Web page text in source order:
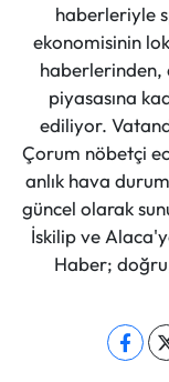
haberleriyle
ekonomisinin
haberlerinden,
piyasasına
ediliyor.
Çorum nöbetçi
anlık hava
güncel olarak
İskilip ve
Haber;